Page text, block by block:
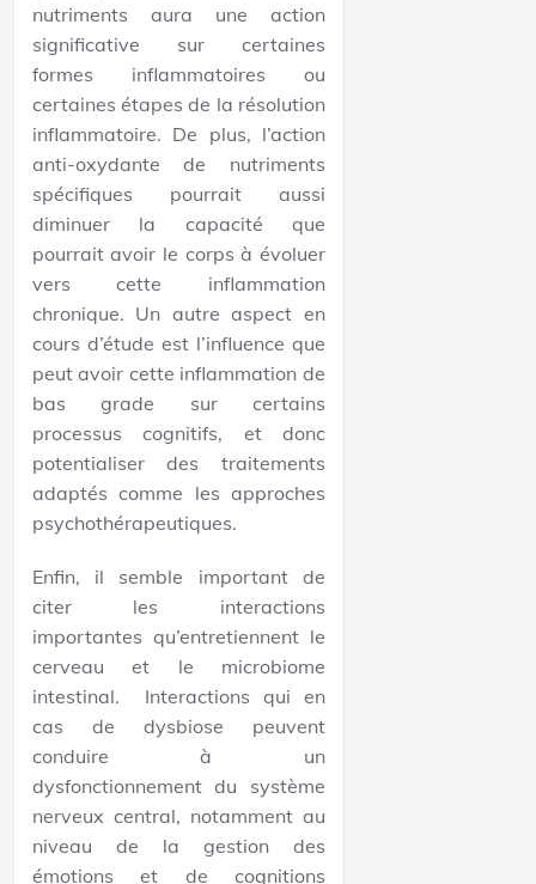
nutriments aura une action
significative sur certaines
formes inflammatoires ou
certaines étapes de la résolution
inflammatoire. De plus, l’action
anti-oxydante de nutriments
spécifiques pourrait aussi
diminuer la capacité que
pourrait avoir le corps à évoluer
vers cette inflammation
chronique. Un autre aspect en
cours d’étude est l’influence que
peut avoir cette inflammation de
bas grade sur certains
processus cognitifs, et donc
potentialiser des traitements
adaptés comme les approches
psychothérapeutiques.
Enfin, il semble important de
citer les interactions
importantes qu’entretiennent le
cerveau et le microbiome
intestinal. Interactions qui en
cas de dysbiose peuvent
conduire à un
dysfonctionnement du système
nerveux central, notamment au
niveau de la gestion des
émotions et de cognitions